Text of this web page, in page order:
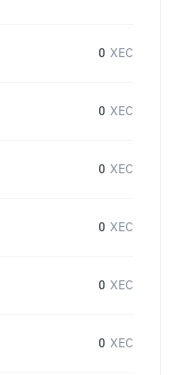
0 XEC
0 XEC
0 XEC
0 XEC
0 XEC
0 XEC